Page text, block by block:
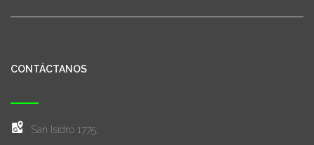
CONTÁCTANOS
San Isidro 1775,